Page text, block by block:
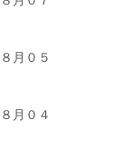
月０５
月０４